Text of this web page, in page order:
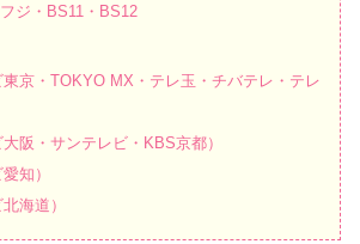
ジ・BS11・BS12
東京・TOKYO MX・テレ玉・チバテレ・テレ
大阪・サンテレビ・KBS京都）
知）
海道）